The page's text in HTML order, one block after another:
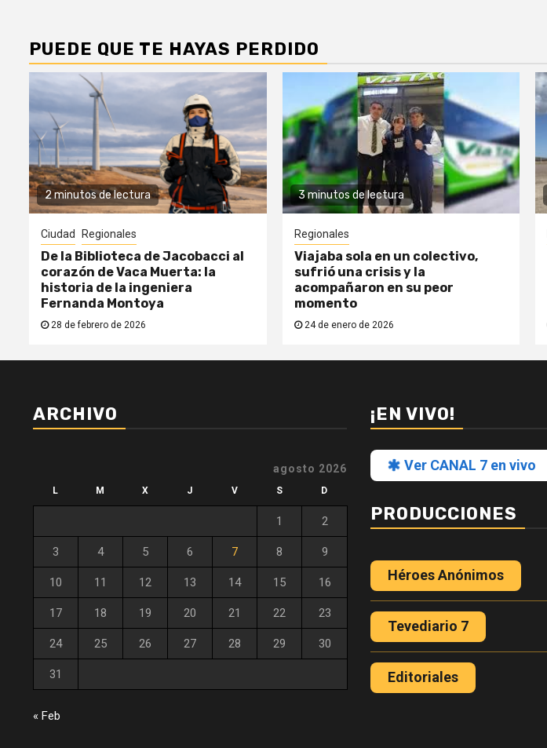
PUEDE QUE TE HAYAS PERDIDO
2 minutos de lectura
Ciudad Regionales
De la Biblioteca de Jacobacci al
corazón de Vaca Muerta: la
historia de la ingeniera
Fernanda Montoya
28 de febrero de 2026
3 minutos de lectura
Regionales
Viajaba sola en un colectivo,
sufrió una crisis y la
acompañaron en su peor
momento
24 de enero de 2026
ARCHIVO
agosto 2026
L M X J V S D
1 2
3 4 5 6 7 8 9
10 11 12 13 14 15 16
17 18 19 20 21 22 23
24 25 26 27 28 29 30
31
« Feb
¡EN VIVO!
Ver CANAL 7 en vivo
PRODUCCIONES
Héroes Anónimos
Tevediario 7
Editoriales